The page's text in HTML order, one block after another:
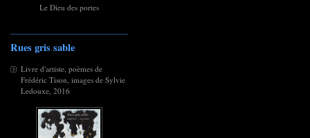
Le Dieu des portes
Rues gris sable
Livre d'artiste, poèmes de
Frédéric Tison, images de Sylvie
Ledouxe, 2016